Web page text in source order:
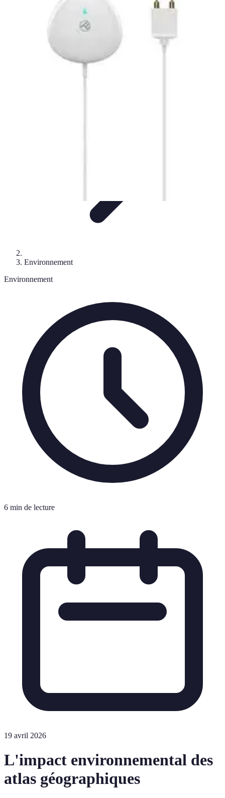
Atlas Géographique
Perception et Utilisation Guide d'achat
Atlas Thématiques
Atlas Géographique
Environnement
Environnement
6 min de lecture
19 avril 2026
L'impact environnemental des
atlas géographiques